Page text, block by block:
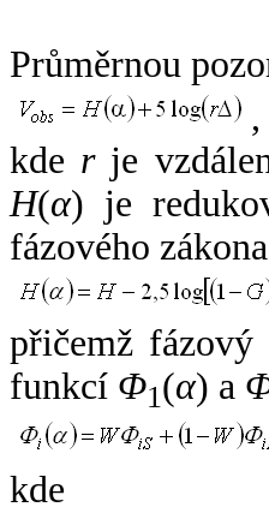
Průměrnou
,
kde rje
H(α) je
fázového zákona
přičemž fázový
funkcí Φ1(α) a
kde